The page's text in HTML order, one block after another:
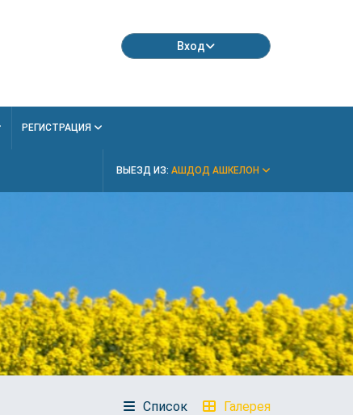
Вход
РЕГИСТРАЦИЯ
ВЫЕЗД ИЗ: АШДОД АШКЕЛОН
Список Галерея